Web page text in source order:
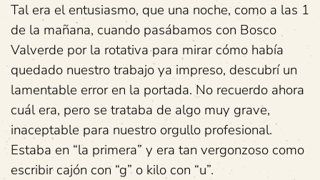
Tal era el entusiasmo, que una noche, como a las 1
de la mañana, cuando pasábamos con Bosco
Valverde por la rotativa para mirar cómo había
quedado nuestro trabajo ya impreso, descubrí un
lamentable error en la portada. No recuerdo ahora
cuál era, pero se trataba de algo muy grave,
inaceptable para nuestro orgullo profesional.
Estaba en “la primera” y era tan vergonzoso como
escribir cajón con “g” o kilo con “u”.